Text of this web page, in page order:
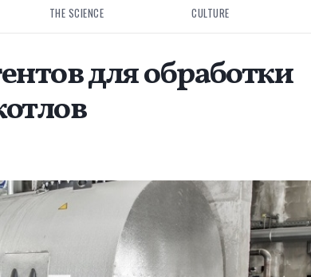
THE SCIENCE CULTURE
для обработки